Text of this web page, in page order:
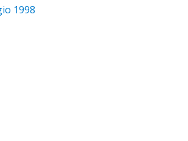
1998